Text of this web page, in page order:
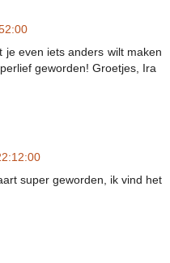
je even iets anders wilt maken
geworden! Groetjes, Ira
super geworden, ik vind het